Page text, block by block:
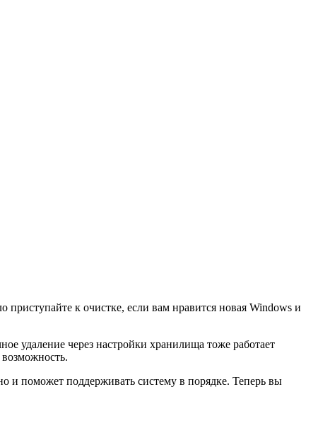
к очистке, если вам нравится новая Windows и
удаление через настройки хранилища тоже работает
и поможет поддерживать систему в порядке. Теперь вы